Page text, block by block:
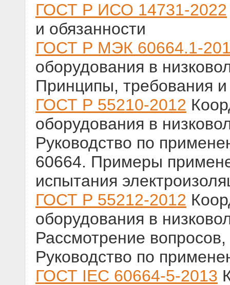
ГОСТ Р ИСО 14731-2022
и обязанности
ГОСТ Р МЭК 60664.1-
оборудования в
Принципы, требования
ГОСТ Р 55210-2012
оборудования в
Руководство по
60664. Примеры
испытания
ГОСТ Р 55212-2012
оборудования в
Рассмотрение
Руководство по
ГОСТ IEC 60664-5-2013